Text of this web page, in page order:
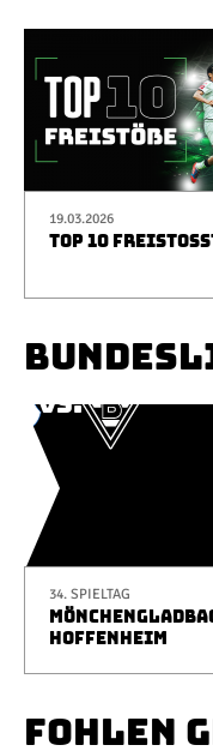
19.03.2026
TOP 10
34. SPIELTAG
HOFFENHEIM
FOHLEN